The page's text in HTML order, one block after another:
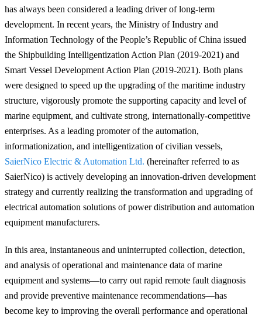
has always been considered a leading driver of long-term
development. In recent years, the Ministry of Industry and
Information Technology of the People’s Republic of China issued
the Shipbuilding Intelligentization Action Plan (2019-2021) and
Smart Vessel Development Action Plan (2019-2021). Both plans
were designed to speed up the upgrading of the maritime industry
structure, vigorously promote the supporting capacity and level of
marine equipment, and cultivate strong, internationally-competitive
enterprises. As a leading promoter of the automation,
informationization, and intelligentization of civilian vessels,
SaierNico Electric & Automation Ltd. (hereinafter referred to as
SaierNico) is actively developing an innovation-driven development
strategy and currently realizing the transformation and upgrading of
electrical automation solutions of power distribution and automation
equipment manufacturers.
In this area, instantaneous and uninterrupted collection, detection,
and analysis of operational and maintenance data of marine
equipment and systems—to carry out rapid remote fault diagnosis
and provide preventive maintenance recommendations—has
become key to improving the overall performance and operational